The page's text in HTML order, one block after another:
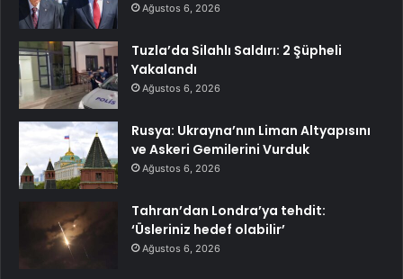
Ağustos 6, 2026
Tuzla’da Silahlı Saldırı: 2 Şüpheli
Yakalandı
Ağustos 6, 2026
Rusya: Ukrayna’nın Liman Altyapısını
ve Askeri Gemilerini Vurduk
Ağustos 6, 2026
Tahran’dan Londra’ya tehdit:
‘Üsleriniz hedef olabilir’
Ağustos 6, 2026